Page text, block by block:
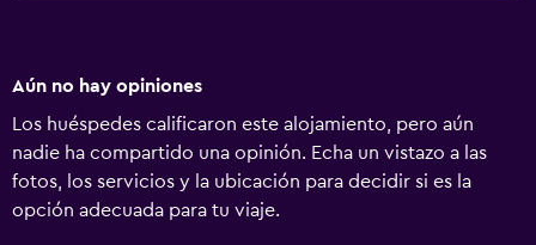
Aún no hay opiniones
Los huéspedes calificaron este alojamiento, pero aún
nadie ha compartido una opinión. Echa un vistazo a las
fotos, los servicios y la ubicación para decidir si es la
opción adecuada para tu viaje.